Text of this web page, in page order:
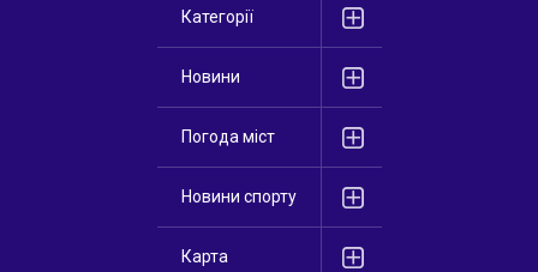
Категорії
Новини
Погода міст
Новини спорту
Карта